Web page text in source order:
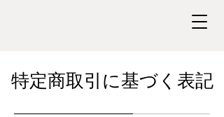
特定商取引に基づく表記